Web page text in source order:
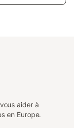
aider à
en Europe.